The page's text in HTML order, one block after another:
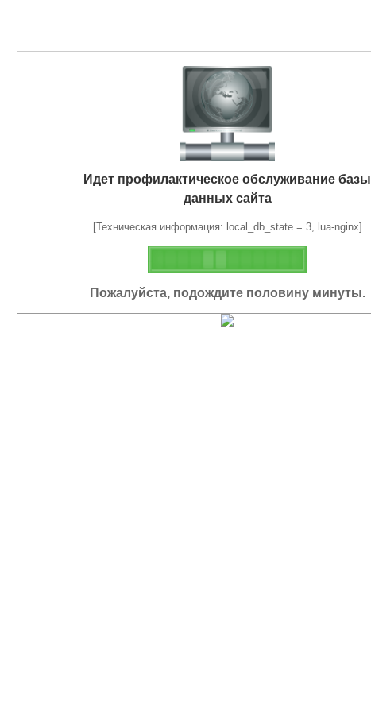
Идет профилактическое обслуживание базы
данных сайта
[Техническая информация: local_db_state = 3, lua-nginx]
Пожалуйста, подождите половину минуты.